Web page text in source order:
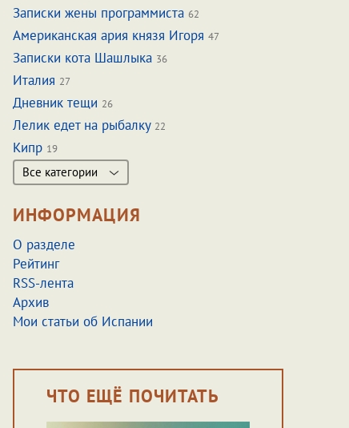
Записки жены программиста 62
Американская ария князя Игоря 47
Записки кота Шашлыка 36
Италия 27
Дневник тещи 26
Лелик едет на рыбалку 22
Кипр 19
Все категории
ИНФОРМАЦИЯ
О разделе
Рейтинг
RSS-лента
Архив
Мои статьи об Испании
ЧТО ЕЩЁ ПОЧИТАТЬ